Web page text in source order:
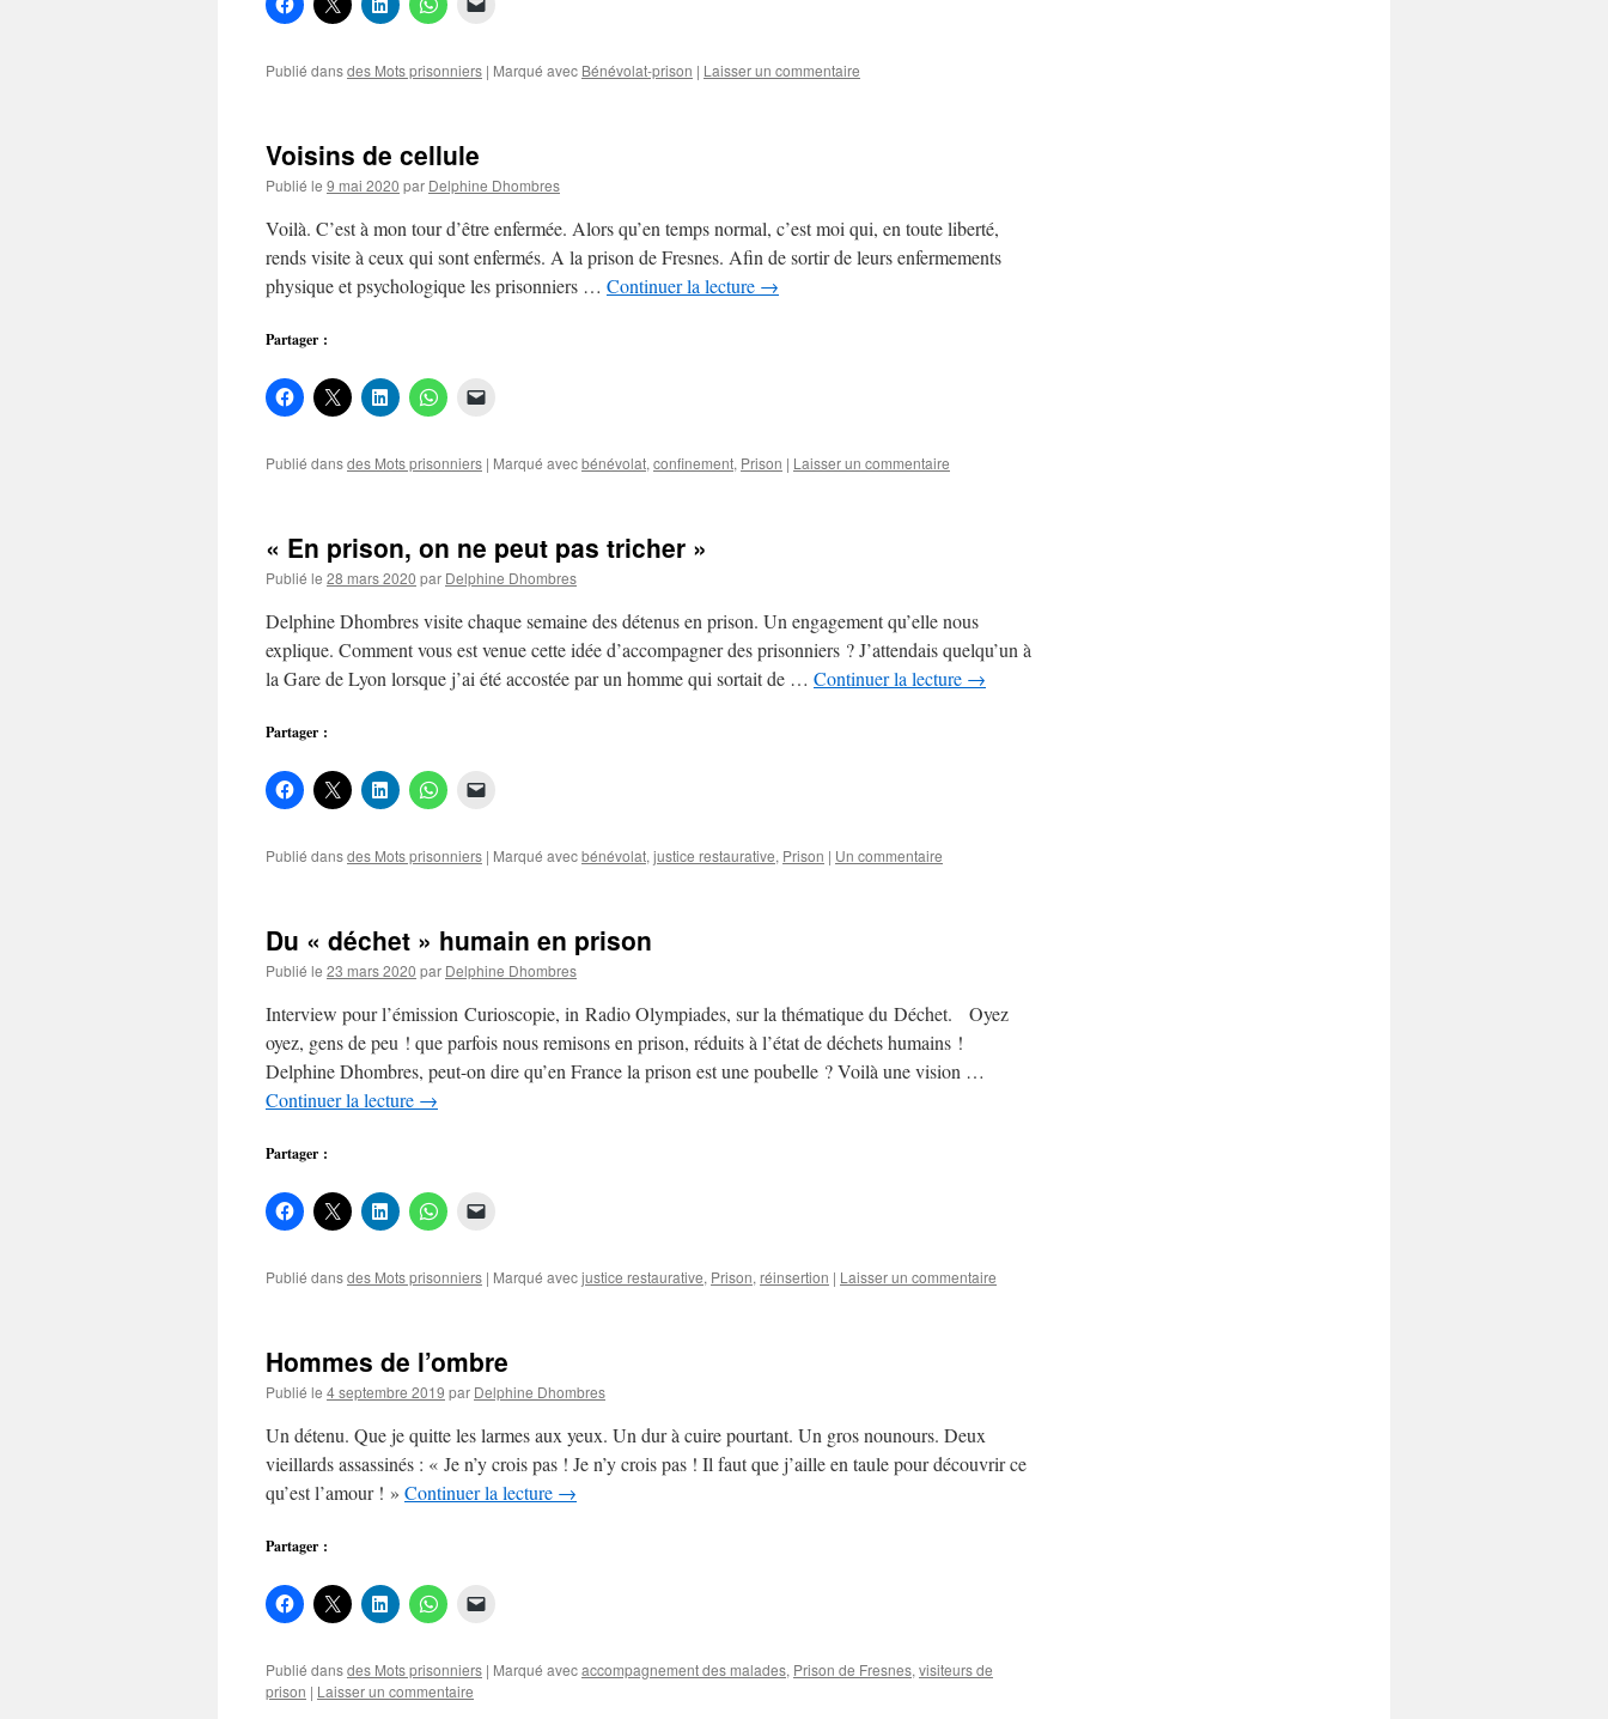
Publié dansdes Mots prisonniers | Marqué avec Bénévolat-prison | Laisser un commentaire
Voisins de cellule
Publié le 9 mai 2020 par Delphine Dhombres
Voilà. C’est à mon tour d’être enfermée. Alors qu’en temps normal, c’est moi qui, en toute liberté,
rends visite à ceux qui sont enfermés. A la prison de Fresnes. Afin de sortir de leurs enfermements
physique et psychologique les prisonniers … Continuer la lecture →
Partager :
Publié dansdes Mots prisonniers | Marqué avecbénévolat, confinement, Prison | Laisser un commentaire
« En prison, on ne peut pas tricher »
Publié le 28 mars 2020 par Delphine Dhombres
Delphine Dhombres visite chaque semaine des détenus en prison. Un engagement qu’elle nous
explique. Comment vous est venue cette idée d’accompagner des prisonniers ? J’attendais quelqu’un à
la Gare de Lyon lorsque j’ai été accostée par un homme qui sortait de … Continuer la lecture →
Partager :
Publié dansdes Mots prisonniers | Marqué avecbénévolat, justice restaurative, Prison | Un commentaire
Du « déchet » humain en prison
Publié le 23 mars 2020 par Delphine Dhombres
Interview pour l’émission Curioscopie, in Radio Olympiades, sur la thématique du Déchet. Oyez
oyez, gens de peu ! que parfois nous remisons en prison, réduits à l’état de déchets humains !
Delphine Dhombres, peut-on dire qu’en France la prison est une poubelle ? Voilà une vision …
Continuer la lecture →
Partager :
Publié dansdes Mots prisonniers | Marqué avecjustice restaurative, Prison, réinsertion | Laisser un commentaire
Hommes de l’ombre
Publié le 4 septembre 2019 par Delphine Dhombres
Un détenu. Que je quitte les larmes aux yeux. Un dur à cuire pourtant. Un gros nounours. Deux
vieillards assassinés : « Je n’y crois pas ! Je n’y crois pas ! Il faut que j’aille en taule pour découvrir ce
qu’est l’amour ! » Continuer la lecture →
Partager :
Publié dansdes Mots prisonniers | Marqué avecaccompagnement des malades, Prison de Fresnes, visiteurs de
prison | Laisser un commentaire